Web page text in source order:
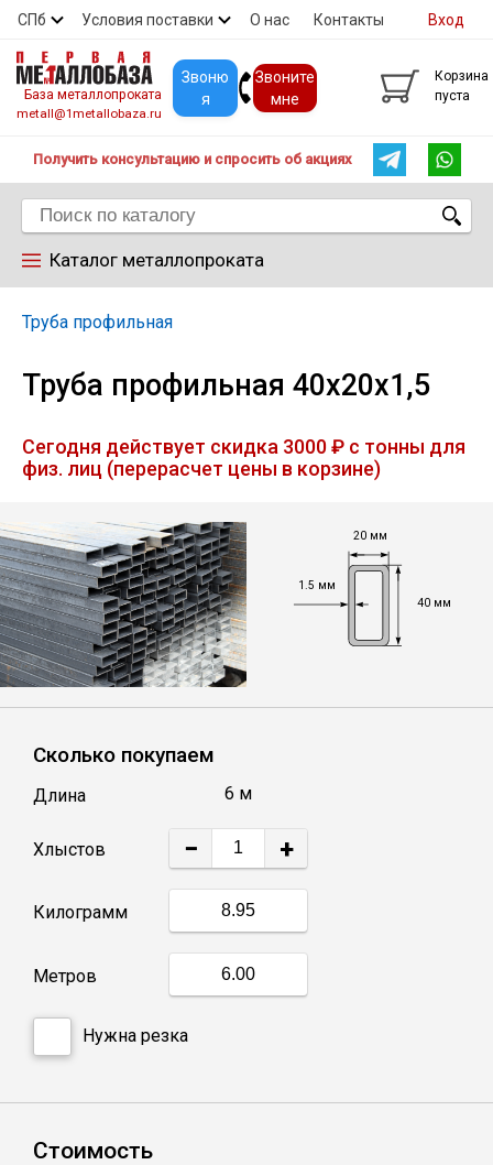
СПб Условия поставки О нас Контакты
Скидки Прайс Покупателям
Вход
База металлопроката
metall@1metallobaza.ru
Звоню
я
Звоните
мне
Корзина
пуста
Получить консультацию и спросить об акциях
Каталог металлопроката
Арматура
Труба профильная
Труба
Уголок
Балка
Швеллер
Катанка
Профлист
Винтовые сваи
Труба профильная
Труба профильная 40х20х1,5
Сегодня действует скидка 3000 ₽ с тонны для
физ. лиц (перерасчет цены в корзине)
1.5 мм
40 мм
20 мм
Сколько покупаем
Длина 6 м
Хлыстов − +
Килограмм
Метров
Нужна резка
Стоимость